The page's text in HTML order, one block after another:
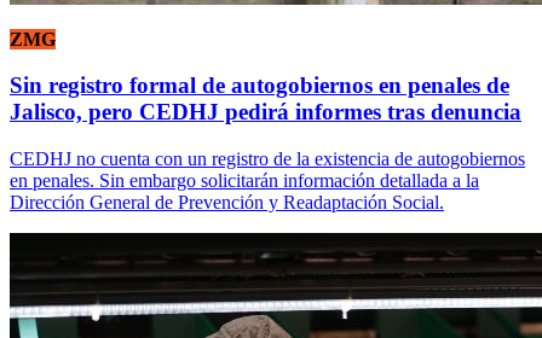
ZMG
Sin registro formal de autogobiernos en penales de
Jalisco, pero CEDHJ pedirá informes tras denuncia
CEDHJ no cuenta con un registro de la existencia de autogobiernos
en penales. Sin embargo solicitarán información detallada a la
Dirección General de Prevención y Readaptación Social.